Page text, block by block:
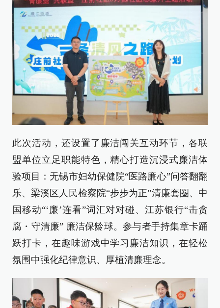
此次活动，还设置了廉洁闯关互动环节，各联
盟单位立足职能特色，精心打造沉浸式廉洁体
验项目：无锡市妇幼保健院“医路廉心”问答翻翻
乐、梁溪区人民检察院“步步为正”清廉套圈、中
国移动“‘廉’连看”词汇对对碰、江苏银行“击贪
腐・守清廉” 廉洁保龄球。参与者手持集章卡踊
跃打卡，在趣味游戏中学习廉洁知识，在轻松
氛围中强化纪律意识、厚植清廉理念。